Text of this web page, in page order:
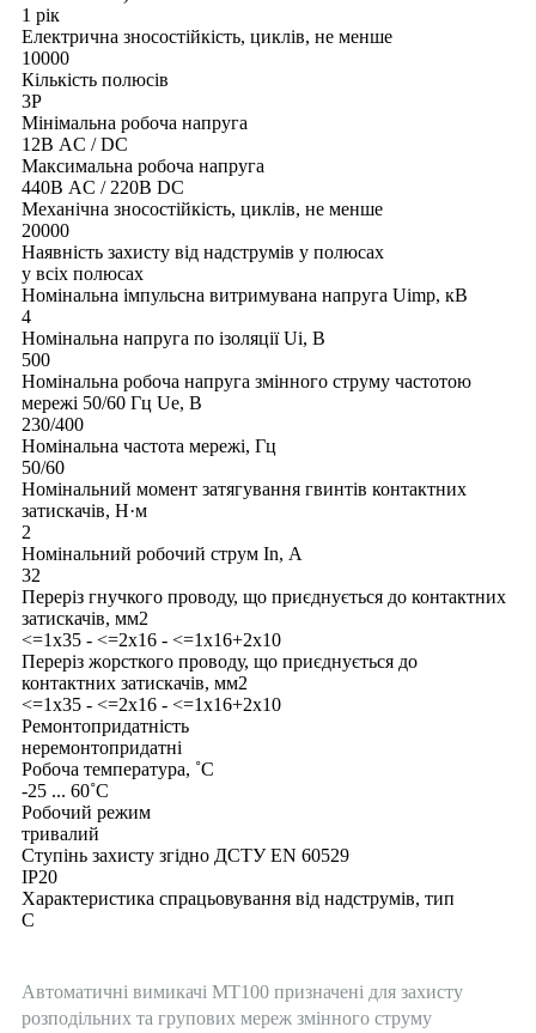
1 рік
Електрична зносостійкість, циклів, не менше
10000
Кількість полюсів
3Р
Мінімальна робоча напруга
12В AC / DC
Максимальна робоча напруга
440В AC / 220В DC
Механічна зносостійкість, циклів, не менше
20000
Наявність захисту від надструмів у полюсах
у всіх полюсах
Номінальна імпульсна витримувана напруга Uimp, кВ
4
Номінальна напруга по ізоляції Uі, В
500
Номінальна робоча напруга змінного струму частотою
мережі 50/60 Гц Ue, В
230/400
Номінальна частота мережі, Гц
50/60
Номінальний момент затягування гвинтів контактних
затискачів, Н·м
2
Номінальний робочий струм In, А
32
Переріз гнучкого проводу, що приєднується до контактних
затискачів, мм2
<=1x35 - <=2x16 - <=1x16+2x10
Переріз жорсткого проводу, що приєднується до
контактних затискачів, мм2
<=1x35 - <=2x16 - <=1x16+2x10
Ремонтопридатність
неремонтопридатні
Робоча температура, ˚С
-25 ... 60˚С
Робочий режим
тривалий
Ступінь захисту згідно ДСТУ EN 60529
IP20
Характеристика спрацьовування від надструмів, тип
C
Автоматичні вимикачі MT100 призначені для захисту
розподільних та групових мереж змінного струму